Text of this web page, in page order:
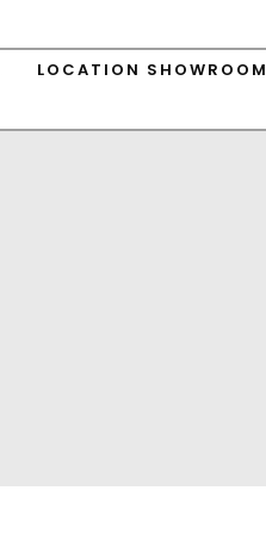
LOCATION SHOWROOM